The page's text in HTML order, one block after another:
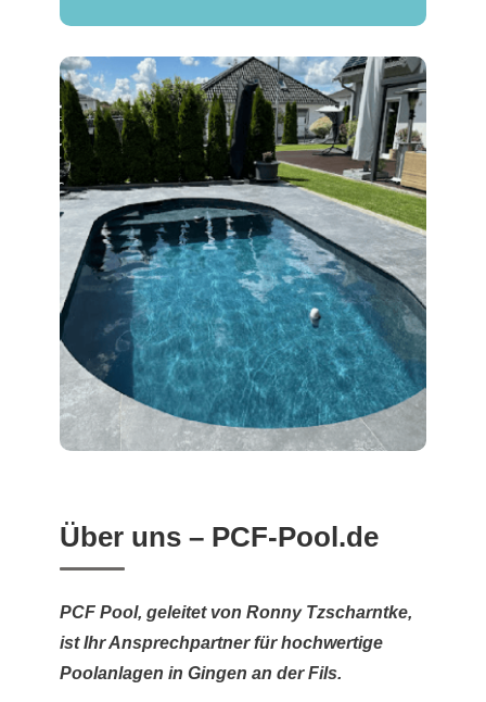
Über uns – PCF-Pool.de
PCF Pool, geleitet von Ronny Tzscharntke,
ist Ihr Ansprechpartner für hochwertige
Poolanlagen in Gingen an der Fils.